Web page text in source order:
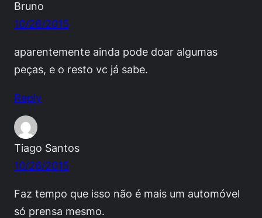
Bruno
10/26/2015
aparentemente ainda pode doar algumas
peças, e o resto vc já sabe.
Reply
Tiago Santos
10/26/2015
Faz tempo que isso não é mais um automóvel
só prensa mesmo.